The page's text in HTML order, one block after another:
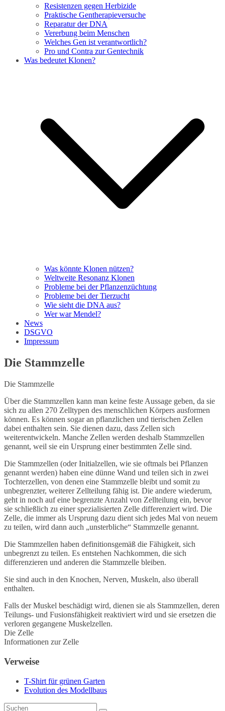
Resistenzen gegen Herbizide
Praktische Gentherapieversuche
Reparatur der DNA
Vererbung beim Menschen
Welches Gen ist verantwortlich?
Pro und Contra zur Gentechnik
Was bedeutet Klonen?
Was könnte Klonen nützen?
Weltweite Resonanz Klonen
Probleme bei der Pflanzenzüchtung
Probleme bei der Tierzucht
Wie sieht die DNA aus?
Wer war Mendel?
News
DSGVO
Impressum
Die Stammzelle
Die Stammzelle
Über die Stammzellen kann man keine feste Aussage geben, da sie
sich zu allen 270 Zelltypen des menschlichen Körpers ausformen
können. Es können sogar an pflanzlichen und tierischen Zellen
dabei enthalten sein. Sie dienen dazu, dass Zellen sich
weiterentwickeln. Manche Zellen werden deshalb Stammzellen
genannt, weil sie ein Ursprung einer bestimmten Zelle sind.
Die Stammzellen (oder Initialzellen, wie sie oftmals bei Pflanzen
genannt werden) haben eine dünne Wand und teilen sich in zwei
Tochterzellen, von denen eine Stammzelle bleibt und somit zu
unbegrenzter, weiterer Zellteilung fähig ist. Die andere wiederum,
geht in noch auf eine begrenzte Anzahl von Zellteilung ein, bevor
sie schließlich zu einer spezialisierten Zelle differenziert wird. Die
Zelle, die immer als Ursprung dazu dient sich jedes Mal von neuem
zu teilen, wird dann auch „unsterbliche“ Stammzelle genannt.
Die Stammzellen haben definitionsgemäß die Fähigkeit, sich
unbegrenzt zu teilen. Es entstehen Nachkommen, die sich
differenzieren und anderen die Stammzelle bleiben.
Sie sind auch in den Knochen, Nerven, Muskeln, also überall
enthalten.
Falls der Muskel beschädigt wird, dienen sie als Stammzellen, deren
Teilungs- und Fusionsfähigkeit reaktiviert wird und sie ersetzen die
verloren gegangene Muskelzellen.
Die Zelle
Informationen zur Zelle
Verweise
T-Shirt für grünen Garten
Evolution des Modellbaus